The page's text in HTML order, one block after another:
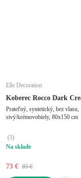
Elle Decoration
Koberec Rocco Dark
Prateľný, syntetický, bez vlasu,
sivý/krémovobiely, 80x150 cm
(3)
Na sklade
73 € 85 €